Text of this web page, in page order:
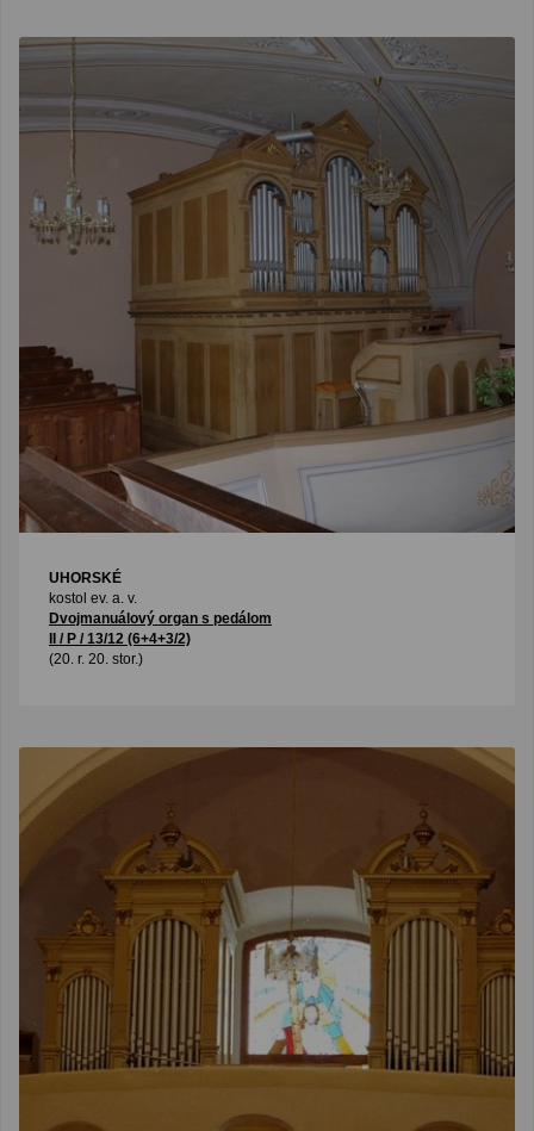
UHORSKÉ
kostol ev. a. v.
Dvojmanuálový organ s pedálom
II / P / 13/12 (6+4+3/2)
(20. r. 20. stor.)